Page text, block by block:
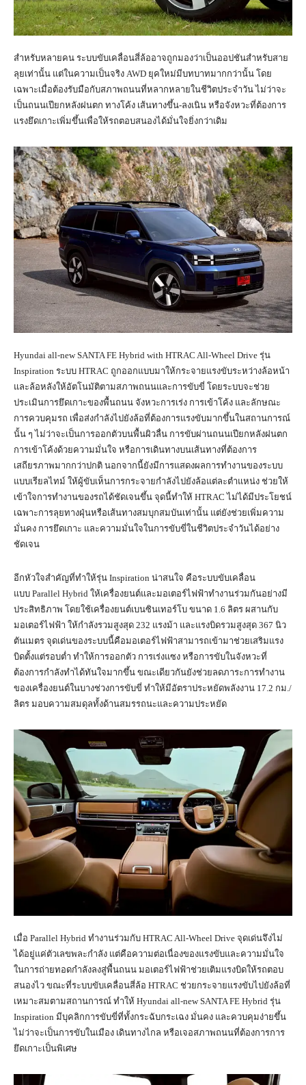
สำหรับหลายคน ระบบขับเคลื่อนสี่ล้ออาจถูกมองว่าเป็นออปชันสำหรับสาย
ลุยเท่านั้น แต่ในความเป็นจริง AWD ยุคใหม่มีบทบาทมากกว่านั้น โดย
เฉพาะเมื่อต้องรับมือกับสภาพถนนที่หลากหลายในชีวิตประจำวัน ไม่ว่าจะ
เป็นถนนเปียกหลังฝนตก ทางโค้ง เส้นทางขึ้น-ลงเนิน หรือจังหวะที่ต้องการ
แรงยึดเกาะเพิ่มขึ้นเพื่อให้รถตอบสนองได้มั่นใจยิ่งกว่าเดิม
Hyundai all-new SANTA FE Hybrid with HTRAC All-Wheel Drive รุ่น
Inspiration ระบบ HTRAC ถูกออกแบบมาให้กระจายแรงขับระหว่างล้อหน้า
และล้อหลังให้อัตโนมัติตามสภาพถนนและการขับขี่ โดยระบบจะช่วย
ประเมินการยึดเกาะของพื้นถนน จังหวะการเร่ง การเข้าโค้ง และลักษณะ
การควบคุมรถ เพื่อส่งกำลังไปยังล้อที่ต้องการแรงขับมากขึ้นในสถานการณ์
นั้น ๆ ไม่ว่าจะเป็นการออกตัวบนพื้นผิวลื่น การขับผ่านถนนเปียกหลังฝนตก
การเข้าโค้งด้วยความมั่นใจ หรือการเดินทางบนเส้นทางที่ต้องการ
เสถียรภาพมากกว่าปกติ นอกจากนี้ยังมีการแสดงผลการทำงานของระบบ
แบบเรียลไทม์ ให้ผู้ขับเห็นการกระจายกำลังไปยังล้อแต่ละตำแหน่ง ช่วยให้
เข้าใจการทำงานของรถได้ชัดเจนขึ้น จุดนี้ทำให้ HTRAC ไม่ได้มีประโยชน์
เฉพาะการลุยทางฝุ่นหรือเส้นทางสมบุกสมบันเท่านั้น แต่ยังช่วยเพิ่มความ
มั่นคง การยึดเกาะ และความมั่นใจในการขับขี่ในชีวิตประจำวันได้อย่าง
ชัดเจน
อีกหัวใจสำคัญที่ทำให้รุ่น Inspiration น่าสนใจ คือระบบขับเคลื่อน
แบบ Parallel Hybrid ให้เครื่องยนต์และมอเตอร์ไฟฟ้าทำงานร่วมกันอย่างมี
ประสิทธิภาพ โดยใช้เครื่องยนต์เบนซินเทอร์โบ ขนาด 1.6 ลิตร ผสานกับ
มอเตอร์ไฟฟ้า ให้กำลังรวมสูงสุด 232 แรงม้า และแรงบิดรวมสูงสุด 367 นิว
ตันเมตร จุดเด่นของระบบนี้คือมอเตอร์ไฟฟ้าสามารถเข้ามาช่วยเสริมแรง
บิดตั้งแต่รอบต่ำ ทำให้การออกตัว การเร่งแซง หรือการขับในจังหวะที่
ต้องการกำลังทำได้ทันใจมากขึ้น ขณะเดียวกันยังช่วยลดภาระการทำงาน
ของเครื่องยนต์ในบางช่วงการขับขี่ ทำให้มีอัตราประหยัดพลังงาน 17.2 กม./
ลิตร มอบความสมดุลทั้งด้านสมรรถนะและความประหยัด
เมื่อ Parallel Hybrid ทำงานร่วมกับ HTRAC All-Wheel Drive จุดเด่นจึงไม่
ได้อยู่แค่ตัวเลขพละกำลัง แต่คือความต่อเนื่องของแรงขับและความมั่นใจ
ในการถ่ายทอดกำลังลงสู่พื้นถนน มอเตอร์ไฟฟ้าช่วยเติมแรงบิดให้รถตอบ
สนองไว ขณะที่ระบบขับเคลื่อนสี่ล้อ HTRAC ช่วยกระจายแรงขับไปยังล้อที่
เหมาะสมตามสถานการณ์ ทำให้ Hyundai all-new SANTA FE Hybrid รุ่น
Inspiration มีบุคลิกการขับขี่ที่ทั้งกระฉับกระเฉง มั่นคง และควบคุมง่ายขึ้น
ไม่ว่าจะเป็นการขับในเมือง เดินทางไกล หรือเจอสภาพถนนที่ต้องการการ
ยึดเกาะเป็นพิเศษ